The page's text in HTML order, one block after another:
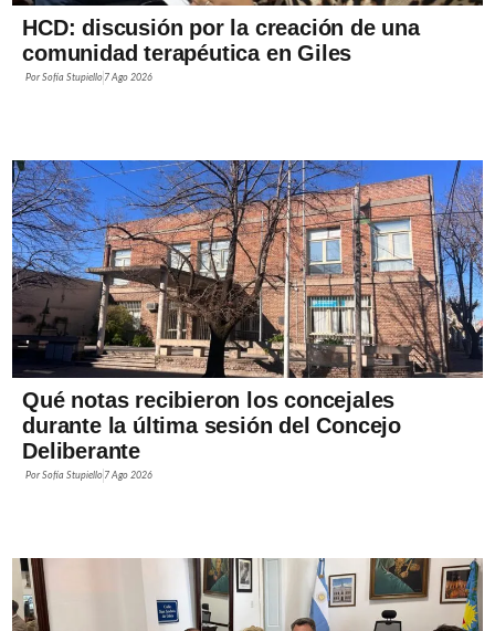
HCD: discusión por la creación de una
comunidad terapéutica en Giles
PorSofía Stupiello 7 Ago 2026
Qué notas recibieron los concejales
durante la última sesión del Concejo
Deliberante
PorSofía Stupiello 7 Ago 2026